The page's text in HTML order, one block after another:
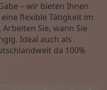
– wir bieten Ihnen
flexible Tätigkeit im
Sie, wann Sie
Ideal auch als
da 100%